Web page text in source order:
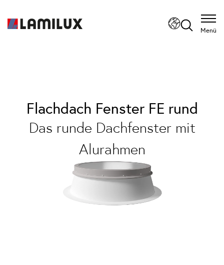
Menü
Flachdach Fenster FE rund
Das runde Dachfenster mit
Alurahmen